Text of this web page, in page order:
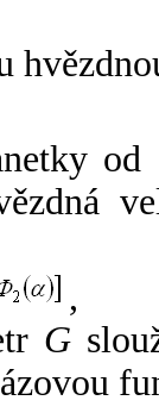
od
,
G